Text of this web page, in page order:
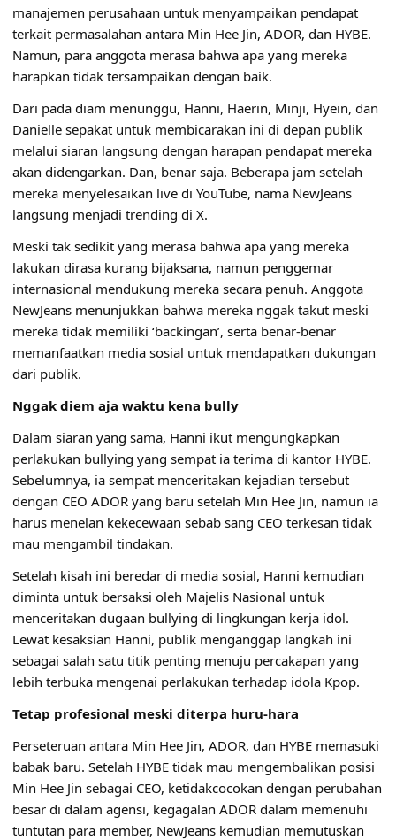
manajemen perusahaan untuk menyampaikan pendapat
terkait permasalahan antara Min Hee Jin, ADOR, dan HYBE.
Namun, para anggota merasa bahwa apa yang mereka
harapkan tidak tersampaikan dengan baik.
Dari pada diam menunggu, Hanni, Haerin, Minji, Hyein, dan
Danielle sepakat untuk membicarakan ini di depan publik
melalui siaran langsung dengan harapan pendapat mereka
akan didengarkan. Dan, benar saja. Beberapa jam setelah
mereka menyelesaikan live di YouTube, nama NewJeans
langsung menjadi trending di X.
Meski tak sedikit yang merasa bahwa apa yang mereka
lakukan dirasa kurang bijaksana, namun penggemar
internasional mendukung mereka secara penuh. Anggota
NewJeans menunjukkan bahwa mereka nggak takut meski
mereka tidak memiliki ‘backingan’, serta benar-benar
memanfaatkan media sosial untuk mendapatkan dukungan
dari publik.
Nggak diem aja waktu kena bully
Dalam siaran yang sama, Hanni ikut mengungkapkan
perlakukan bullying yang sempat ia terima di kantor HYBE.
Sebelumnya, ia sempat menceritakan kejadian tersebut
dengan CEO ADOR yang baru setelah Min Hee Jin, namun ia
harus menelan kekecewaan sebab sang CEO terkesan tidak
mau mengambil tindakan.
Setelah kisah ini beredar di media sosial, Hanni kemudian
diminta untuk bersaksi oleh Majelis Nasional untuk
menceritakan dugaan bullying di lingkungan kerja idol.
Lewat kesaksian Hanni, publik menganggap langkah ini
sebagai salah satu titik penting menuju percakapan yang
lebih terbuka mengenai perlakukan terhadap idola Kpop.
Tetap profesional meski diterpa huru-hara
Perseteruan antara Min Hee Jin, ADOR, dan HYBE memasuki
babak baru. Setelah HYBE tidak mau mengembalikan posisi
Min Hee Jin sebagai CEO, ketidakcocokan dengan perubahan
besar di dalam agensi, kegagalan ADOR dalam memenuhi
tuntutan para member, NewJeans kemudian memutuskan